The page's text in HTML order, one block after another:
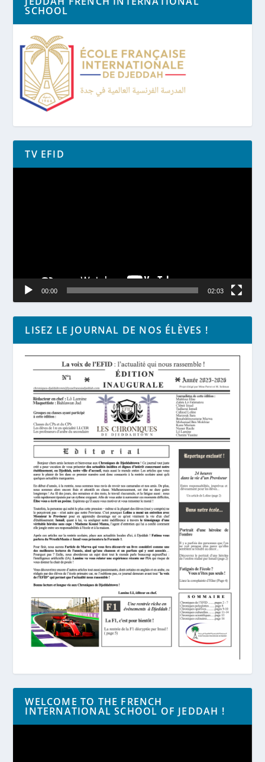
SCHOOL
TV EFID
Lecteur
00:00 02:03
LISEZ LE JOURNAL DE NOS ÉLÈVES !
WELCOME TO THE FRENCH
INTERNATIONAL SCHOOL OF JEDDAH !